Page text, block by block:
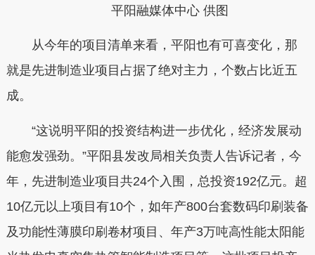
平阳融媒体中心 供图
从今年的项目清单来看，平阳也有可喜变化，那
就是先进制造业项目占据了绝对主力，个数占比近五
成。
“这说明平阳的投资结构进一步优化，经济发展动
能愈发强劲。”平阳县发改局相关负责人告诉记者，今
年，先进制造业项目共24个入围，总投资192亿元。超
10亿元以上项目有10个，如年产800台套数码印刷装备
及功能性薄膜印刷卷材项目、年产3万吨高性能太阳能